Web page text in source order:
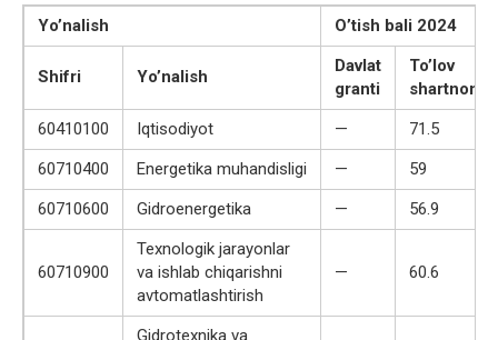
Yo’nalish O’tish bali 2024
Shifri Yo’nalish
Davlat
granti
To’lov
shartnoma
60410100
Iqtisodiyot —
71.5
60710400
Energetika muhandisligi —
59
60710600
Gidroenergetika — 56.9
60710900
Texnologik jarayonlar
va ishlab chiqarishni
avtomatlashtirish
— 60.6
Gidrotexnika va